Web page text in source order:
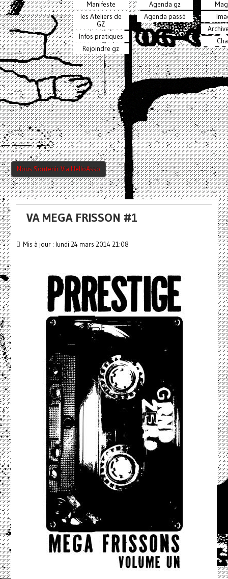
Manifeste
les Ateliers de
GZ
Infos pratiques
Rejoindre gz
Agenda gz
Agenda passé
Nous Soutenir Via HelloAsso
VA MEGA FRISSON #1
Mis à jour : lundi 24 mars 2014 21:08